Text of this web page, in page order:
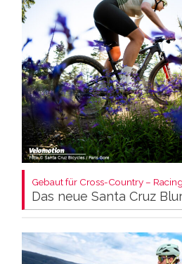
Gebaut für Cross-Country –
Das neue Santa Cruz